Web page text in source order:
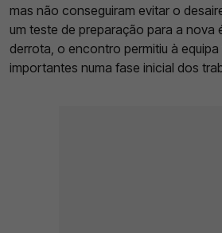
mas não conseguiram evitar o
um teste de preparação para a nova
derrota, o encontro permitiu à
importantes numa fase inicial dos